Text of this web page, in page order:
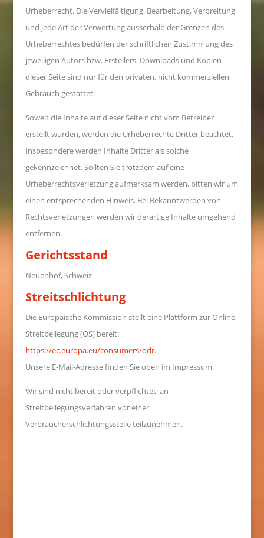
Urheberrecht. Die Vervielfältigung, Bearbeitung, Verbreitung
und jede Art der Verwertung ausserhalb der Grenzen des
Urheberrechtes bedürfen der schriftlichen Zustimmung des
jeweiligen Autors bzw. Erstellers. Downloads und Kopien
dieser Seite sind nur für den privaten, nicht kommerziellen
Gebrauch gestattet.
Soweit die Inhalte auf dieser Seite nicht vom Betreiber
erstellt wurden, werden die Urheberrechte Dritter beachtet.
Insbesondere werden Inhalte Dritter als solche
gekennzeichnet. Sollten Sie trotzdem auf eine
Urheberrechtsverletzung aufmerksam werden, bitten wir um
einen entsprechenden Hinweis. Bei Bekanntwerden von
Rechtsverletzungen werden wir derartige Inhalte umgehend
entfernen.
Gerichtsstand
Neuenhof, Schweiz
Streitschlichtung
Die Europäische Kommission stellt eine Plattform zur Online-
Streitbeilegung (OS) bereit:
https://ec.europa.eu/consumers/odr.
Unsere E-Mail-Adresse finden Sie oben im Impressum.
Wir sind nicht bereit oder verpflichtet, an
Streitbeilegungsverfahren vor einer
Verbraucherschlichtungsstelle teilzunehmen.